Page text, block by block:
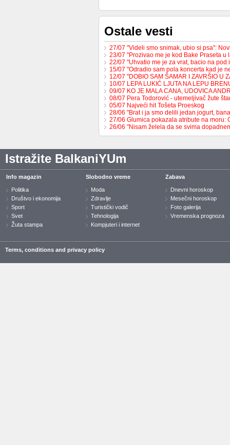
Ostale vesti
27/07 "Videli smo snimak, ubio si psa":
23/07 "Prozivao me je kod Bake Praseta
22/07 "Uhvatio me je za vrat, bacio na
15/07 "Odradio sam pola koncerta kad je
12/07 "DOBIO SAM ŠAMAR I ZAVRŠIO U
10/07 LEPA LUKIĆ LJUTA NA LEPU
09/07 KO JE MALA CANA, UDOVICA
08/07 Pera Todorović - utemeljivač žute
05/07 Najveći hit Tošeta Proeskog
28/06 "Brat i ja smo delili jedan jogurt,
27/06 Glumica pokazala atribute na moru:
26/06 "Nisam želela da se svima
Istražite BalkaniYUm
Info magazin
Politika
Društvo i ekonomija
Sport
Svet
Žuta stampa
Slobodno vreme
Moda
Zdravlje
Turistički vodič
Tehnologija
Kompjuteri i internet
Zabava
Dnevni horoskop
Mesečni horoskop
Foto galerija
Vremenska prognoza
Terms, conditions and privacy policy